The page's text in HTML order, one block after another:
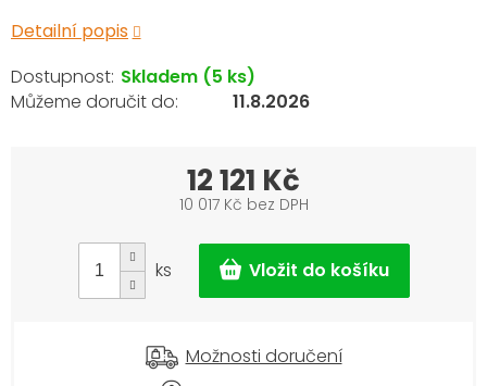
Detailní popis
Skladem (5 ks)
11.8.2026
12 121 Kč
10 017 Kč bez DPH
cena:
ks
Možnosti doručení